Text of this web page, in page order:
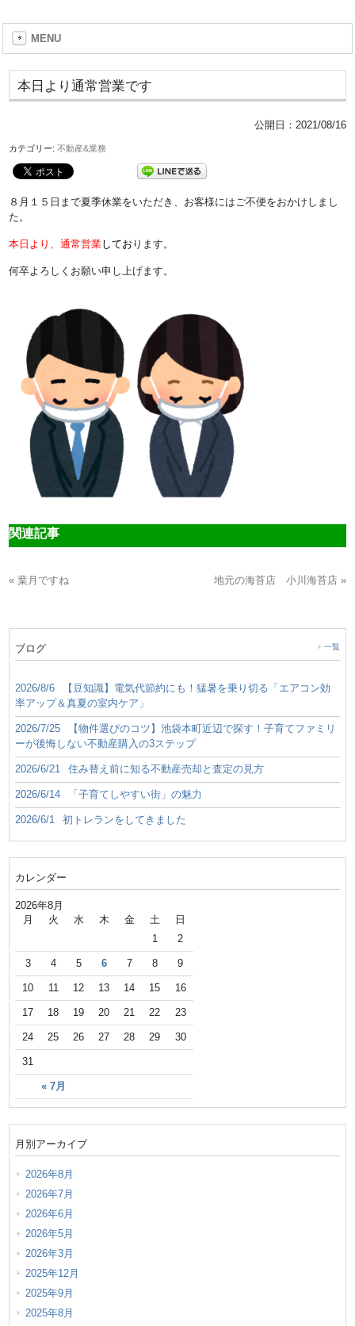
MENU
本日より通常営業です
公開日： 2021/08/16
カテゴリー:不動産&業務
８月１５日まで夏季休業をいただき、お客様にはご不便をおかけしまし
た。
本日より、通常営業してお ります。
何卒よろしくお願い申し上げます。
関連記事
« 葉月ですね 地元の海苔店 小川海苔店 »
ブログ 一覧
2026/8/6
【豆知識】電気代節約にも！猛暑を乗り切る「エアコン効
率アップ＆真夏の室内ケア」
2026/7/25
【物件選びのコツ】池袋本町近辺で探す！子育てファミリ
ーが後悔しない不動産購入の3ステップ
2026/6/21 住み替え前に知る不動産売却と査定の見方
2026/6/14 「子育てしやすい街」の魅力
2026/6/1 初トレランをしてきました
カレンダー
2026年8月
月 火 水 木 金 土 日
« 7月
1 2
3 4 5 6 7 8 9
10 11 12 13 14 15 16
17 18 19 20 21 22 23
24 25 26 27 28 29 30
31
月別アーカイブ
2026年8月
2026年7月
2026年6月
2026年5月
2026年3月
2025年12月
2025年9月
2025年8月